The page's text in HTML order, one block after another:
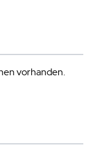
vorhanden.